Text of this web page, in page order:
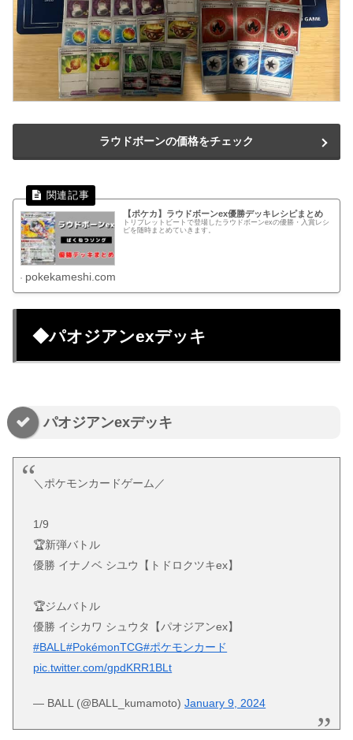
ラウドボーンの価格をチェック
【ポケカ】ラウドボーンex優勝デッキレシピまとめ
トリプレットビートで登場したラウドボーンexの優勝・入賞レシ
ピを随時まとめていきます。
pokekameshi.com
◆パオジアンexデッキ
パオジアンexデッキ
＼ポケモンカードゲーム／
1/9
🏆新弾バトル
優勝 イナノベ シユウ【トドロクツキex】
🏆ジムバトル
優勝 イシカワ シュウタ【パオジアンex】
#BALL#PokémonTCG#ポケモンカード
pic.twitter.com/gpdKRR1BLt
— BALL (@BALL_kumamoto)January 9, 2024